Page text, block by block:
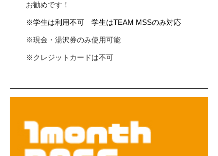
お勧めです！
※学生は利用不可 学生はTEAM MSSのみ対応
※現金・湯沢券のみ使用可能
※クレジットカードは不可